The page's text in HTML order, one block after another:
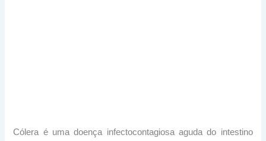
Cólera é uma doença infectocontagiosa aguda do intestino